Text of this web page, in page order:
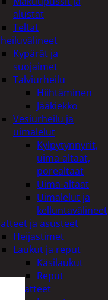
alustat
Teltat
Kypärät ja
suojaimet
Talviurheilu
Hiihtäminen
Jääkiekko
Vesiurheilu ja
uimalelut
Kylpytynnyrit,
uima-altaat,
porealtaat
Uima-altaat
Uimalelut ja
kelluntavälineet
ja asusteet
Heijastimet
Laukut ja reput
Käsilaukut
Reput
Vaatteet